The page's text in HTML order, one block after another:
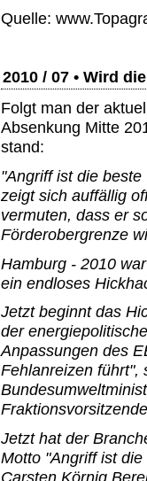
Quelle:
2010 / 07 • Wird
Folgt man der
Absenkung Mitte
stand:
"Angriff ist die
zeigt sich auffällig
vermuten, dass er
Förderobergrenze
Hamburg - 2010
ein endloses
Jetzt beginnt das
der
Anpassungen des
Fehlanreizen führt",
Jetzt hat der
Motto "Angriff ist
Carsten Körnig